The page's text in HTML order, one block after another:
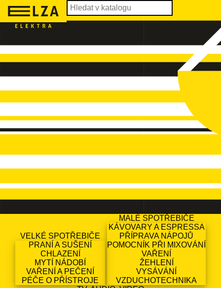
VELKÉ SPOTŘEBIČE
PRANÍ A SUŠENÍ
CHLAZENÍ
MYTÍ NÁDOBÍ
VAŘENÍ A PEČENÍ
PÉČE O PŘÍSTROJE
MALÉ SPOTŘEBIČE
KÁVOVARY A ESPRESSA
PŘÍPRAVA NÁPOJŮ
POMOCNÍK PŘI MIXOVÁNÍ
VAŘENÍ
ŽEHLENÍ
VYSÁVÁNÍ
VZDUCHOTECHNIKA